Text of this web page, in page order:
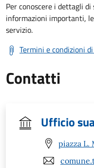
Per conoscere i dettagli
informazioni importanti,
servizio.
Termini e condizioni
Contatti
Ufficio
piazza L.